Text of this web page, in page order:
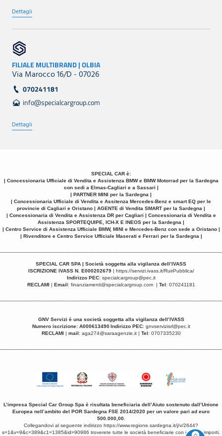
Dettagli
FILIALE MULTIBRAND | OLBIA
Via Marocco 16/D - 07026
070241181
info@specialcargroup.com
Dettagli
SPECIAL CAR è:
| Concessionaria Ufficiale di Vendita e Assistenza BMW e BMW Motorrad per la Sardegna
con sedi a Elmas-Cagliari e a Sassari |
| PARTNER MINI per la Sardegna |
| Concessionaria Ufficiale di Vendita e Assitenza Mercedes-Benz e smart EQ per le
provincie di Cagliari e Oristano | AGENTE di Vendita SMART per la Sardegna |
| Concessionaria di Vendita e Assistenza DR per Cagliari | Concessionaria di Vendita e
Assistenza SPORTEQUIPE, ICH-X E INEOS per la Sardegna |
| Centro Service di Assistenza Ufficiale BMW, MINI e Mercedes-Benz con sede a Oristano |
| Rivenditore e Centro Service Ufficiale Maserati e Ferrari per la Sardegna |
SPECIAL CAR SPA | Società soggetta alla vigilanza dell’IVASS
ISCRIZIONE IVASS N. E000202679| https://servizi.ivass.it/RuirPubblica/
Indirizzo PEC: specialcargroup@pec.it
RECLAMI | Email: finanziamenti@specialcargroup.com| Tel: 070241181
GNV Servizi è una società soggetta alla vigilanza dell’IVASS
Numero iscrizione: A000613490 Indirizzo PEC: gnvservizisrl@pec.it
RECLAMI | mail: aga274@saraagenzie.it| Tel: 0707335230
L’impresa Special Car Group Spa è risultata beneficiaria dell’Aiuto sostenuto dall’Unione
Europea nell’ambito del POR Sardegna FSE 2014/2020 per un valore pari ad euro
500.000,00.
Collegandovi al seguente indirizzo https://www.regione.sardegna.it/j/v/2644?
s=1&v=9&c=389&c1=1385&id=90986 troverete tutte le società beneficiarie con i relativi importi.